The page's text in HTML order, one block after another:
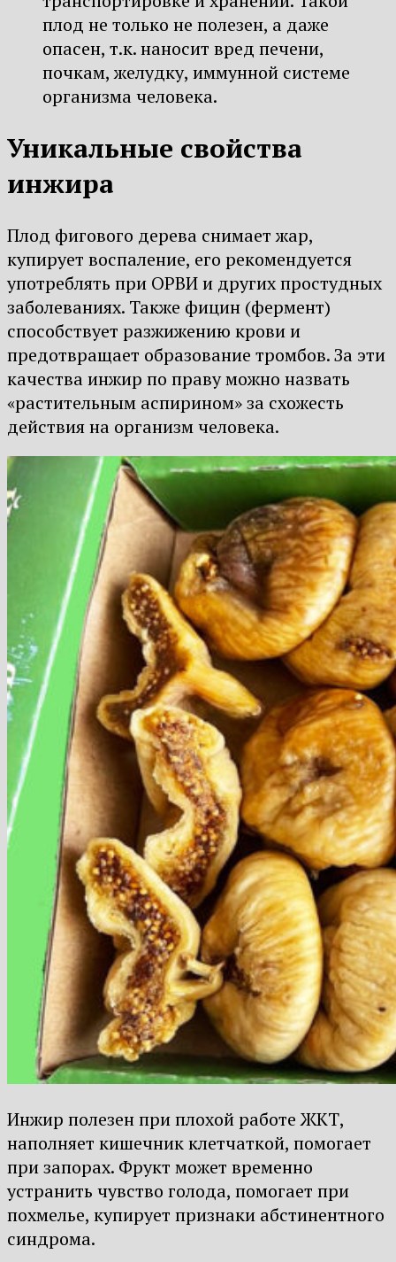
плод не только не полезен, а даже
опасен, т.к. наносит вред печени,
почкам, желудку, иммунной системе
организма человека.
Уникальные свойства
инжира
Плод фигового дерева снимает жар,
купирует воспаление, его рекомендуется
употреблять при ОРВИ и других простудных
заболеваниях. Также фицин (фермент)
способствует разжижению крови и
предотвращает образование тромбов. За эти
качества инжир по праву можно назвать
«растительным аспирином» за схожесть
действия на организм человека.
Инжир полезен при плохой работе ЖКТ,
наполняет кишечник клетчаткой, помогает
при запорах. Фрукт может временно
устранить чувство голода, помогает при
похмелье, купирует признаки абстинентного
синдрома.